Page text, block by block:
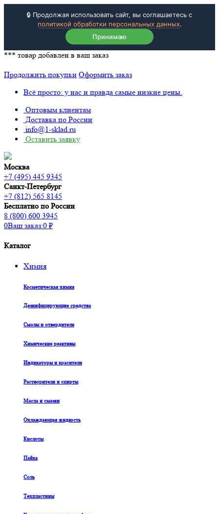
🔒 Продолжая использовать сайт, вы соглашаетесь с
политикой обработки персональных данных.
Принимаю
*** товар добавлен в ваш заказ
Продолжить покупки Оформить заказ
Всё просто: у нас и правда самые низкие цены.
Оптовым клиентам
Доставка по России
info@1-sklad.ru
Оставить заявку
Москва
+7 (495) 445 9345
Санкт-Петербург
+7 (812) 565 8145
Бесплатно по России
8 (800) 600 3945
0Ваш заказ:0 ₽
Каталог
Химия
Косметическая химия
Дезинфицирующие средства
Смолы и отвердители
Химические реактивы
Индикаторы и красители
Растворители и спирты
Масла и смазки
Охлаждающая жидкость
Кислоты
Пайка
Соль
Техпластины